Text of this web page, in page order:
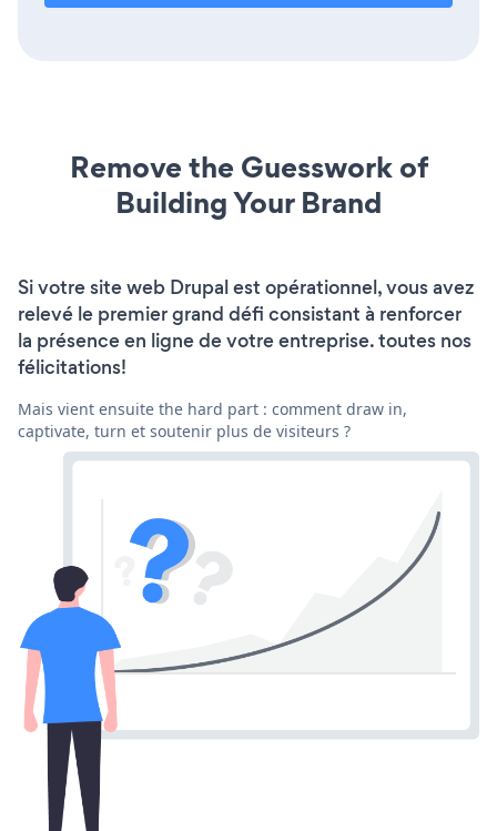
Remove the Guesswork of
Building Your Brand
Si votre site web Drupal est opérationnel, vous avez
relevé le premier grand défi consistant à renforcer
la présence en ligne de votre entreprise. toutes nos
félicitations!
Mais vient ensuite the hard part : comment draw in,
captivate, turn et soutenir plus de visiteurs ?